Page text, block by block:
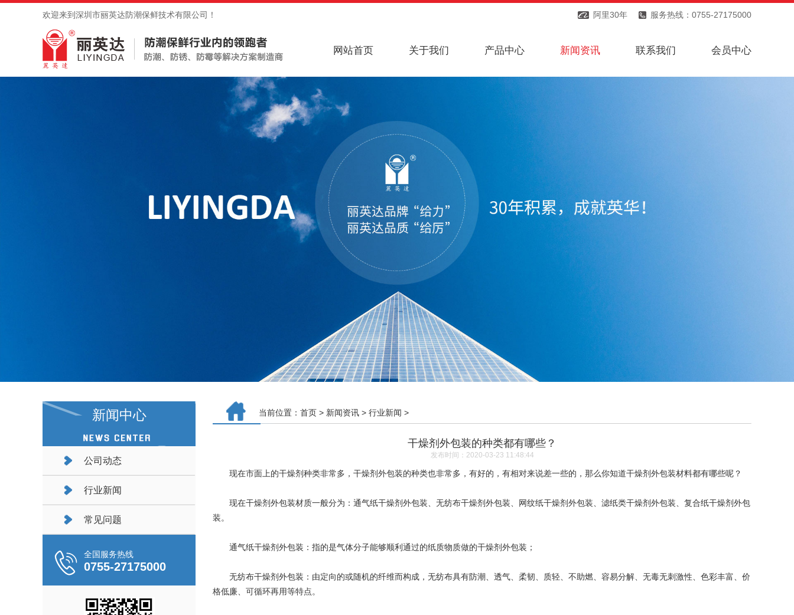
欢迎来到深圳市丽英达防潮保鲜技术有限公司！ 阿里30年 服务热线：0755-27175000
网站首页 关于我们 产品中心 新闻资讯 联系我们 会员中心
新闻中心
公司动态
行业新闻
常见问题
全国服务热线
0755-27175000
当前位置： 首页 > 新闻资讯 > 行业新闻 >
干燥剂外包装的种类都有哪些？
发布时间：2020-03-23 11:48:44
现在市面上的干燥剂种类非常多，干燥剂外包装的种类也非常多，有好的，有相对来说差一些的，那么你知道干燥剂外包装材料都有哪些呢？
现在干燥剂外包装材质一般分为：通气纸干燥剂外包装、无纺布干燥剂外包装、网纹纸干燥剂外包装、滤纸类干燥剂外包装、复合纸干燥剂外包
装。
通气纸干燥剂外包装：指的是气体分子能够顺利通过的纸质物质做的干燥剂外包装；
无纺布干燥剂外包装：由定向的或随机的纤维而构成，无纺布具有防潮、透气、柔韧、质轻、不助燃、容易分解、无毒无刺激性、色彩丰富、价
格低廉、可循环再用等特点。